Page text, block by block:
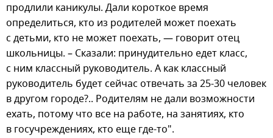
продлили каникулы. Дали короткое время
определиться, кто из родителей может поехать
с детьми, кто не может поехать, — говорит отец
школьницы. – Сказали: принудительно едет класс,
с ним классный руководитель. А как классный
руководитель будет сейчас отвечать за 25-30 человек
в другом городе?.. Родителям не дали возможности
ехать, потому что все на работе, на занятиях, кто
в госучреждениях, кто еще где-то".